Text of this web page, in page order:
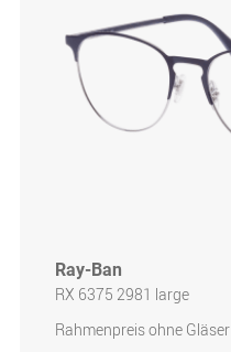
Ray-Ban
RX 6375 2981 large
Rahmenpreis ohne Gläser